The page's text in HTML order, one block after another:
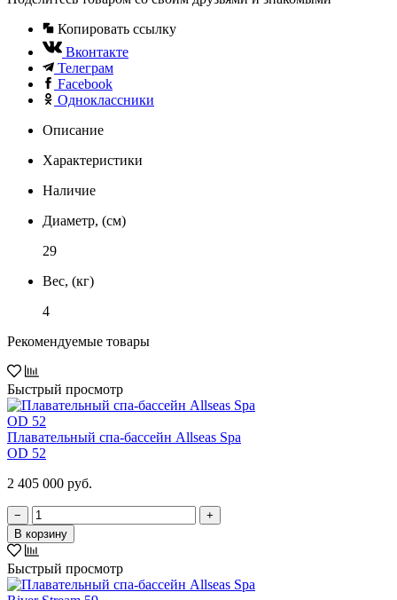
Копировать ссылку
Вконтакте
Телеграм
Facebook
Одноклассники
Описание
Характеристики
Наличие
Диаметр, (см)
29
Вес, (кг)
4
Рекомендуемые товары
Быстрый просмотр
Плавательный спа-бассейн Allseas Spa
OD 52
2 405 000 руб.
−
+
В корзину
Быстрый просмотр